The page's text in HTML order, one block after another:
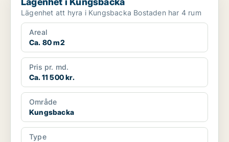
Lägenhet att hyra i Kungsbacka Bostaden har 4 rum
Areal
Ca. 80 m2
Pris pr. md.
Ca. 11 500 kr.
Område
Kungsbacka
Type